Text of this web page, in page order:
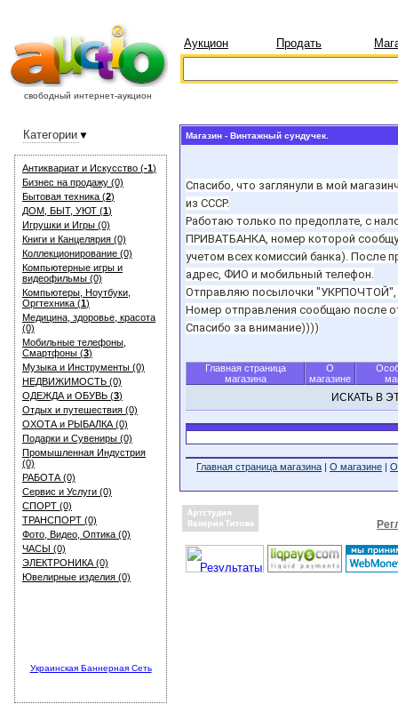
свободный интернет-аукцион
Аукцион Продать
Антиквариат и Искуcство (-1)
Бизнес на продажу (0)
Бытовая техника (2)
ДОМ, БЫТ, УЮТ (1)
Игрушки и Игры (0)
Книги и Канцелярия (0)
Коллекционирование (0)
Компьютерные игры и
видеофильмы (0)
Компьютеры, Ноутбуки,
Оргтехника (1)
Медицина, здоровье, красота
(0)
Мобильные телефоны,
Смартфоны (3)
Музыка и Инструменты (0)
НЕДВИЖИМОСТЬ (0)
ОДЕЖДА и ОБУВЬ (3)
Отдых и путешествия (0)
ОХОТА и РЫБАЛКА (0)
Подарки и Сувениры (0)
Промышленная Индустрия
(0)
РАБОТА (0)
Сервис и Услуги (0)
СПОРТ (0)
ТРАНСПОРТ (0)
Фото, Видео, Оптика (0)
ЧАСЫ (0)
ЭЛЕКТРОНИКА (0)
Ювелирные изделия (0)
Украинская Баннерная Сеть
Категории Магазин - Винтажный сундучек.
Спасибо, что заглянули в мой
из СССР.
Работаю только по предоплате, с
ПРИВАТБАНКА, номер которой сообщу
учетом всех комиссий банка).
адрес, ФИО и мобильный телефон.
Отправляю посылочки "УКРПОЧТОЙ",
Номер отправления сообщаю после
Спасибо за внимание))))
Главная страница
магазина
О
магазине
ИСКАТЬ В
Главная страница магазина | О магазине |